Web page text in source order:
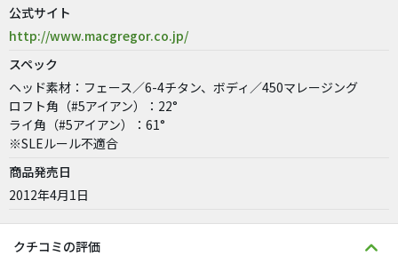
公式サイト
http://www.macgregor.co.jp/
スペック
ヘッド素材：フェース／6-4チタン、ボディ／450マレージング
ロフト角（#5アイアン）：22°
ライ角（#5アイアン）：61°
※SLEルール不適合
商品発売日
2012年4月1日
クチコミの評価